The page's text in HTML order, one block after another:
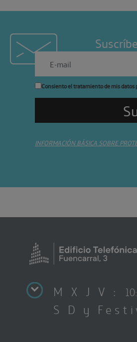
Consiento el tratamiento de mis
INFORMACIÓN BÁSICA SOBRE
M X J V :
S D y